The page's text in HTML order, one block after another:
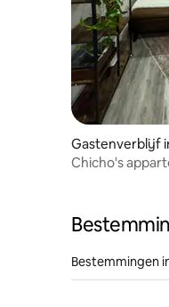
Gastenverblijf
Chicho's
Bestemmingen